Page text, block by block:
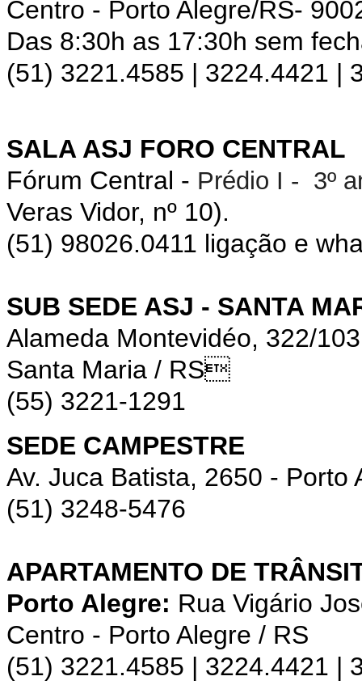
Centro - Porto Alegre/RS-
Das 8:30h as 17:30h sem
(51) 3221.4585 | 3224.4421 |
SALA ASJ FORO CENTRAL
Fórum Central - Prédio I - 3º
Veras Vidor, nº 10).
(51) 98026.0411 ligação e
SUB SEDE ASJ - SANTA
Alameda Montevidéo, 322/
Santa Maria / RS
(55) 3221-1291
SEDE CAMPESTRE
Av. Juca Batista, 2650 - Porto
(51) 3248-5476
APARTAMENTO DE
Porto Alegre: Rua Vigário
Centro - Porto Alegre / RS
(51) 3221.4585 | 3224.4421 |